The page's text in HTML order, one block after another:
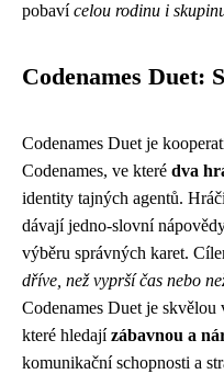
pobavícelou rodinu i
Codenames Duet:
Codenames Duet je
Codenames, ve které dva
identity tajných agentů.
dávají jedno-slovní
výběru správných karet.
dříve, než vyprší čas nebo
Codenames Duet je
které hledajízábavnou a
komunikační schopnosti a